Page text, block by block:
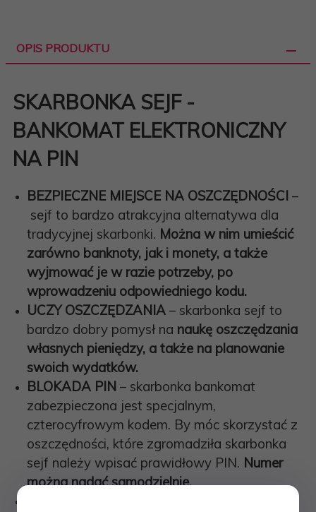
OPIS PRODUKTU
SKARBONKA SEJF -
BANKOMAT ELEKTRONICZNY
NA PIN
BEZPIECZNE MIEJSCE NA OSZCZĘDNOŚCI –
sejf to bardzo atrakcyjna alternatywa dla
tradycyjnej skarbonki. Można w nim umieścić
zarówno banknoty, jak i monety, a także
wyjmować je w razie potrzeby, po
wprowadzeniu odpowiedniego kodu.
UCZY OSZCZĘDZANIA – skarbonka sejf to
bardzo dobry pomysł na naukę oszczędzania
własnych pieniędzy, a także na planowanie
swoich wydatków.
BLOKADA PIN – skarbonka bankomat
zabezpieczona jest specjalnym,
czterocyfrowym kodem. By móc skorzystać z
oszczędności, które zgromadziła skarbonka
sejf należy wpisać prawidłowy PIN. Numer
można nadać samodzielnie.